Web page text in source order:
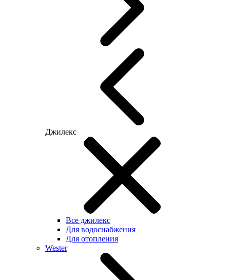
Джилекс
Все джилекс
Для водоснабжения
Для отопления
Wester